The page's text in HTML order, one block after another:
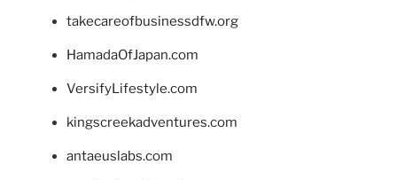
takecareofbusinessdfw.org
HamadaOfJapan.com
VersifyLifestyle.com
kingscreekadventures.com
antaeuslabs.com